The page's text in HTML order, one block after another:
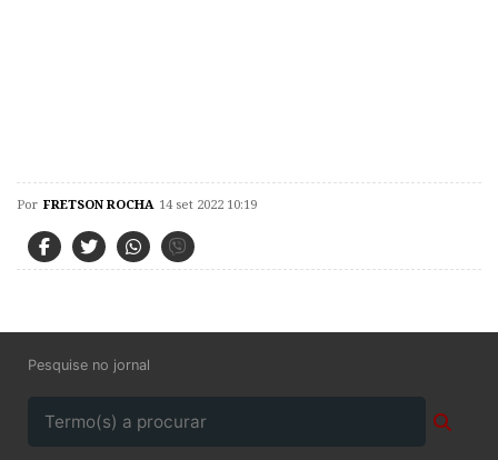
Por FRETSON ROCHA 14 set 2022 10:19
Pesquise no jornal